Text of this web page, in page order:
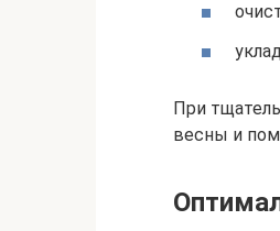
При
весны и